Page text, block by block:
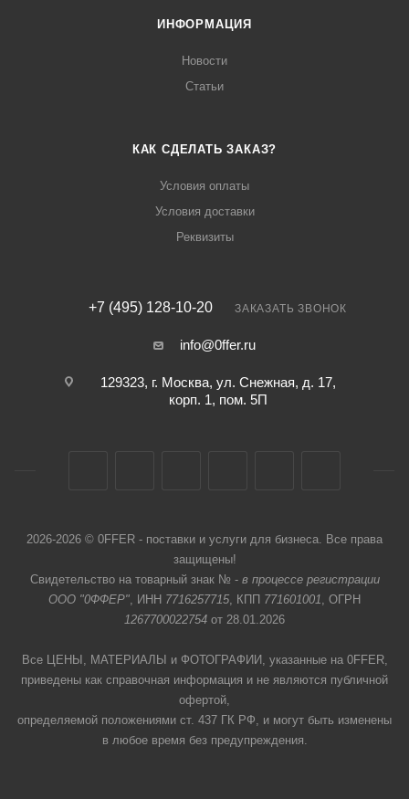
ИНФОРМАЦИЯ
Новости
Статьи
КАК СДЕЛАТЬ ЗАКАЗ?
Условия оплаты
Условия доставки
Реквизиты
+7 (495) 128-10-20 ЗАКАЗАТЬ ЗВОНОК
info@0ffer.ru
129323, г. Москва, ул. Снежная, д. 17,
корп. 1, пом. 5П
2026-2026 © 0FFER - поставки и услуги для бизнеса. Все права
защищены!
Свидетельство на товарный знак № - в процессе регистрации
ООО "0ФФЕР", ИНН 7716257715, КПП 771601001, ОГРН
1267700022754 от 28.01.2026
Все ЦЕНЫ, МАТЕРИАЛЫ и ФОТОГРАФИИ, указанные на 0FFER,
приведены как справочная информация и не являются публичной
офертой,
определяемой положениями ст. 437 ГК РФ, и могут быть изменены
в любое время без предупреждения.